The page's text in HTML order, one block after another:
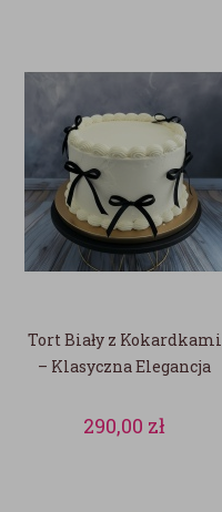
Tort Biały z Kokardkami
– Klasyczna Elegancja
290,00 zł